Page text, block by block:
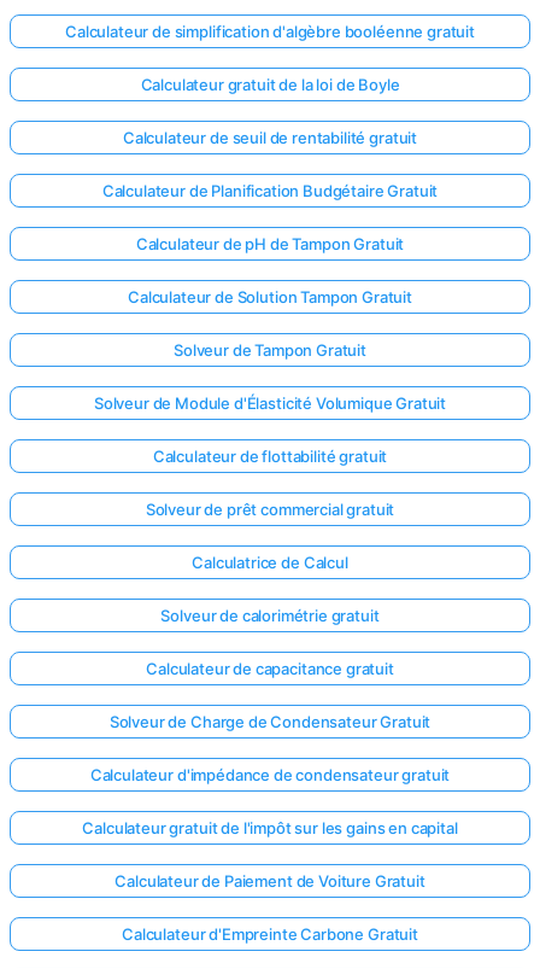
Calculateur de simplification d'algèbre booléenne gratuit
Calculateur gratuit de la loi de Boyle
Calculateur de seuil de rentabilité gratuit
Calculateur de Planification Budgétaire Gratuit
Calculateur de pH de Tampon Gratuit
Calculateur de Solution Tampon Gratuit
Solveur de Tampon Gratuit
Solveur de Module d'Élasticité Volumique Gratuit
Calculateur de flottabilité gratuit
Solveur de prêt commercial gratuit
Calculatrice de Calcul
Solveur de calorimétrie gratuit
Calculateur de capacitance gratuit
Solveur de Charge de Condensateur Gratuit
Calculateur d'impédance de condensateur gratuit
Calculateur gratuit de l'impôt sur les gains en capital
Calculateur de Paiement de Voiture Gratuit
Calculateur d'Empreinte Carbone Gratuit